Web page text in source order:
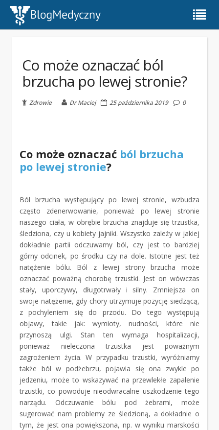
Co może oznaczać ból
brzucha po lewej stronie?
Zdrowie Dr Maciej 25 października 2019 0
Co może oznaczać ból brzucha
po lewej stronie?
Ból brzucha występujący po lewej stronie, wzbudza
często zdenerwowanie, ponieważ po lewej stronie
naszego ciała, w obrębie brzucha znajduje się trzustka,
śledziona, czy u kobiety jajniki. Wszystko zależy w jakiej
dokładnie partii odczuwamy ból, czy jest to bardziej
górny odcinek, po środku czy na dole. Istotne jest też
natężenie bólu. Ból z lewej strony brzucha może
oznaczać poważną chorobę trzustki. Jest on wówczas
stały, uporczywy, długotrwały i silny. Zmniejsza on
swoje natężenie, gdy chory utrzymuje pozycję siedzącą,
z pochyleniem się do przodu. Do tego występują
objawy, takie jak: wymioty, nudności, które nie
przynoszą ulgi. Stan ten wymaga hospitalizacji,
ponieważ nieleczona trzustka jest poważnym
zagrożeniem życia. W przypadku trzustki, wyróżniamy
także ból w podżebrzu, pojawia się ona zwykle po
jedzeniu, może to wskazywać na przewlekłe zapalenie
trzustki, co powoduje nieodwracalne uszkodzenie tego
narządu. Odczuwanie bólu pod żebrami, może
sugerować nam problemy ze śledzioną, a dokładnie o
tym, że jest ona powiększona, np. w wyniku marskości